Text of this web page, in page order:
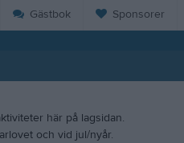
Gästbok Sponsorer
här på lagsidan.
och vid jul/nyår.